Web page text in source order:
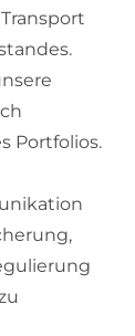
Portfolios.